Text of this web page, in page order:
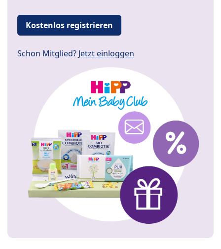
Kostenlos registrieren
Schon Mitglied? Jetzt einloggen